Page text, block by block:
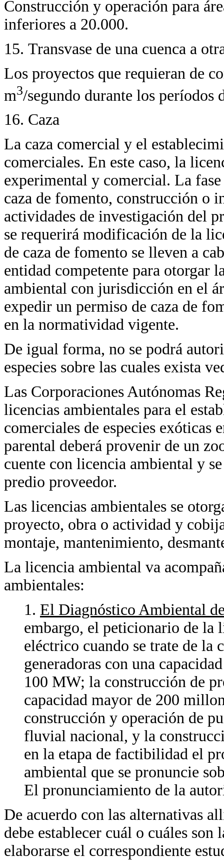
Construcción y operación para
inferiores a 20.000.
15. Transvase de una cuenca a
Los proyectos que requieran de
m3/segundo durante los períodos
16. Caza
La caza comercial y el
comerciales. En este caso, la
experimental y comercial. La
caza de fomento, construcción o
actividades de investigación del
se requerirá modificación de la
de caza de fomento se lleven a
entidad competente para otorgar
ambiental con jurisdicción en el
expedir un permiso de caza de
en la normatividad vigente.
De igual forma, no se podrá
especies sobre las cuales exista
Las Corporaciones Autónomas
licencias ambientales para el
comerciales de especies
parental deberá provenir de un
cuente con licencia ambiental y
predio proveedor.
Las licencias ambientales se
proyecto, obra o actividad y
montaje, mantenimiento,
La licencia ambiental va
ambientales:
1. El Diagnóstico Ambiental
embargo, el peticionario de la
eléctrico cuando se trate de la
generadoras con una
100 MW; la construcción de
capacidad mayor de 200
construcción y operación de
fluvial nacional, y la
en la etapa de factibilidad el
ambiental que se pronuncie
El pronunciamiento de la
De acuerdo con las alternativas
debe establecer cuál o cuáles son
elaborarse el correspondiente